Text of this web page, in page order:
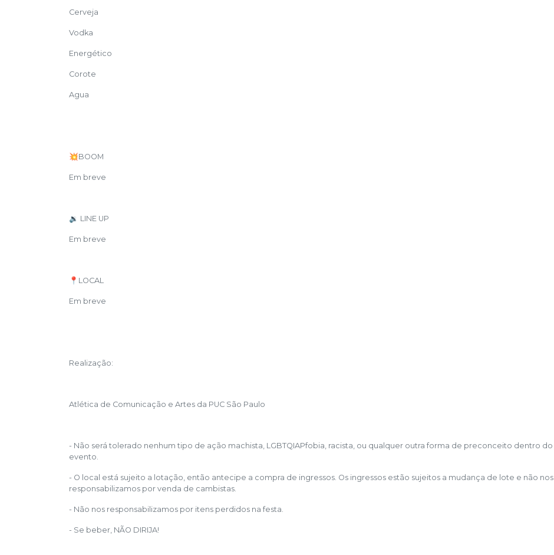
Cerveja
Vodka
Energético
Corote
Agua
💥BOOM
Em breve
🔉 LINE UP
Em breve
📍LOCAL
Em breve
Realização:
Atlética de Comunicação e Artes da PUC São Paulo
- Não será tolerado nenhum tipo de ação machista, LGBTQIAPfobia, racista, ou qualquer outra forma de preconceito dentro do
evento.
- O local está sujeito a lotação, então antecipe a compra de ingressos. Os ingressos estão sujeitos a mudança de lote e não nos
responsabilizamos por venda de cambistas.
- Não nos responsabilizamos por itens perdidos na festa.
- Se beber, NÃO DIRIJA!